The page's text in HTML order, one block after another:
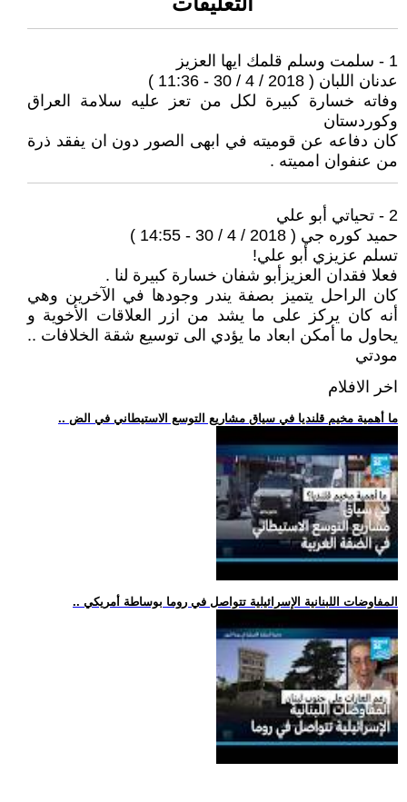
1 - سلمت وسلم قلمك ايها العزيز
عدنان اللبان ( 2018 / 4 / 30 - 11:36 )
وفاته خسارة كبيرة لكل من تعز عليه سلامة العراق
وكوردستان
كان دفاعه عن قوميته في ابهى الصور دون ان يفقد ذرة
من عنفوان امميته .
2 - تحياتي أبو علي
حميد كوره جي ( 2018 / 4 / 30 - 14:55 )
تسلم عزيزي أبو علي!
فعلا فقدان العزيزأبو شفان خسارة كبيرة لنا .
كان الراحل يتميز بصفة يندر وجودها في الآخرين وهي
أنه كان يركز على ما يشد من ازر العلاقات الأخوية و
يحاول ما أمكن ابعاد ما يؤدي الى توسيع شقة الخلافات ..
مودتي
اخر الافلام
.. ما أهمية مخيم قلنديا في سياق مشاريع التوسع الاستيطاني في الض
.. المفاوضات اللبنانية الإسرائيلية تتواصل في روما بوساطة أمريكي